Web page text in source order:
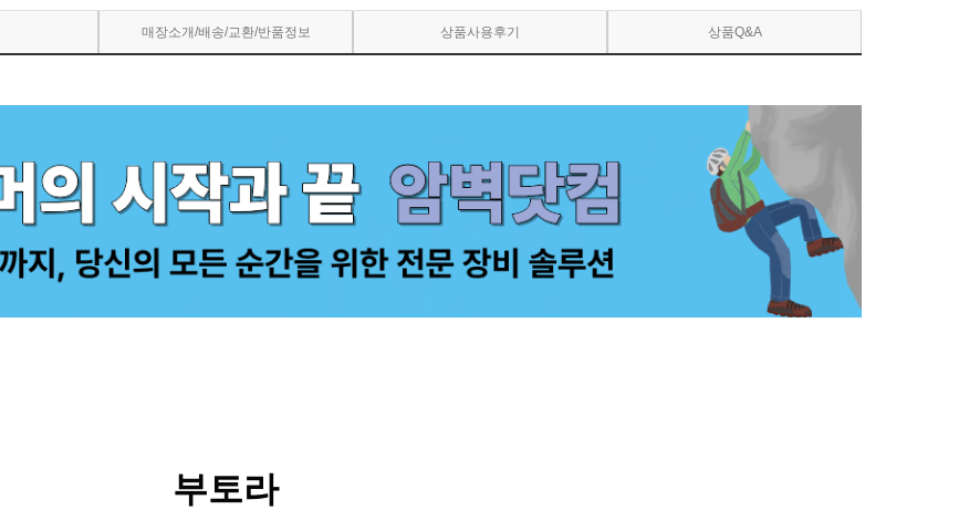
매장소개/배송/교환/반품정보 상품사용후기 상품Q&A
부토라